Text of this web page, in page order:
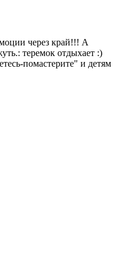
через край!!! А
теремок отдыхает :)
помастерите" и детям